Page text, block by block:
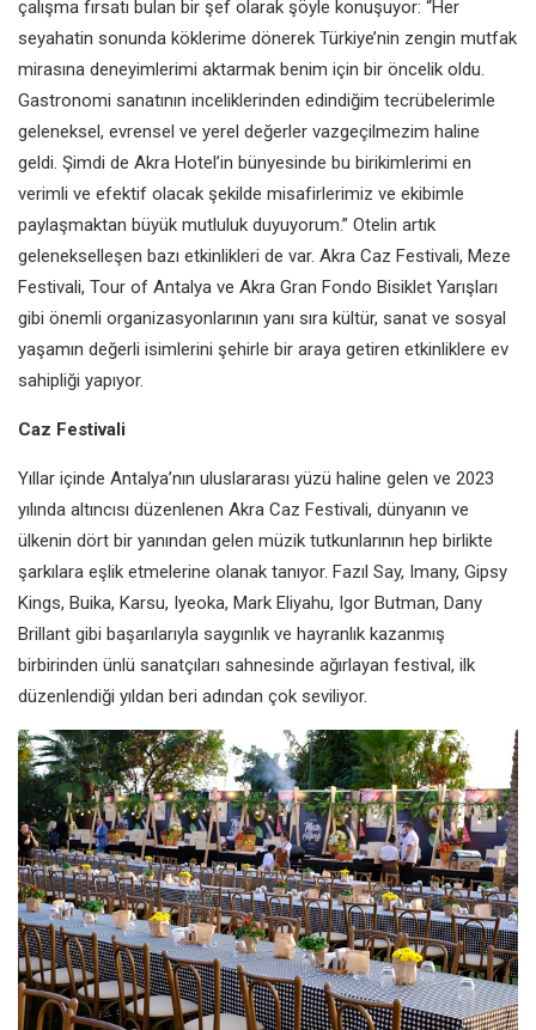
çalışma fırsatı bulan bir şef olarak şöyle konuşuyor: “Her
seyahatin sonunda köklerime dönerek Türkiye’nin zengin mutfak
mirasına deneyimlerimi aktarmak benim için bir öncelik oldu.
Gastronomi sanatının inceliklerinden edindiğim tecrübelerimle
geleneksel, evrensel ve yerel değerler vazgeçilmezim haline
geldi. Şimdi de Akra Hotel’in bünyesinde bu birikimlerimi en
verimli ve efektif olacak şekilde misafirlerimiz ve ekibimle
paylaşmaktan büyük mutluluk duyuyorum.” Otelin artık
gelenekselleşen bazı etkinlikleri de var. Akra Caz Festivali, Meze
Festivali, Tour of Antalya ve Akra Gran Fondo Bisiklet Yarışları
gibi önemli organizasyonlarının yanı sıra kültür, sanat ve sosyal
yaşamın değerli isimlerini şehirle bir araya getiren etkinliklere ev
sahipliği yapıyor.
Caz Festivali
Yıllar içinde Antalya’nın uluslararası yüzü haline gelen ve 2023
yılında altıncısı düzenlenen Akra Caz Festivali, dünyanın ve
ülkenin dört bir yanından gelen müzik tutkunlarının hep birlikte
şarkılara eşlik etmelerine olanak tanıyor. Fazıl Say, Imany, Gipsy
Kings, Buika, Karsu, Iyeoka, Mark Eliyahu, Igor Butman, Dany
Brillant gibi başarılarıyla saygınlık ve hayranlık kazanmış
birbirinden ünlü sanatçıları sahnesinde ağırlayan festival, ilk
düzenlendiği yıldan beri adından çok seviliyor.